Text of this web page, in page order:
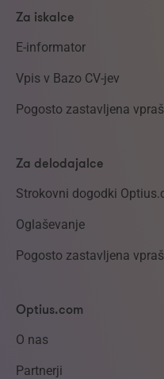
Za iskalce
E-informator
Vpis v Bazo CV-jev
Pogosto zastavljena
Za delodajalce
Strokovni dogodki
Oglaševanje
Pogosto zastavljena
Optius.com
O nas
Partnerji